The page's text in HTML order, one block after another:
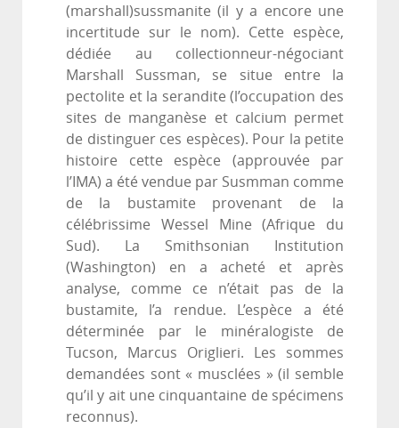
(marshall)sussmanite (il y a encore une
incertitude sur le nom). Cette espèce,
dédiée au collectionneur-négociant
Marshall Sussman, se situe entre la
pectolite et la serandite (l’occupation des
sites de manganèse et calcium permet
de distinguer ces espèces). Pour la petite
histoire cette espèce (approuvée par
l’IMA) a été vendue par Susmman comme
de la bustamite provenant de la
célébrissime Wessel Mine (Afrique du
Sud). La Smithsonian Institution
(Washington) en a acheté et après
analyse, comme ce n’était pas de la
bustamite, l’a rendue. L’espèce a été
déterminée par le minéralogiste de
Tucson, Marcus Origlieri. Les sommes
demandées sont « musclées » (il semble
qu’il y ait une cinquantaine de spécimens
reconnus).